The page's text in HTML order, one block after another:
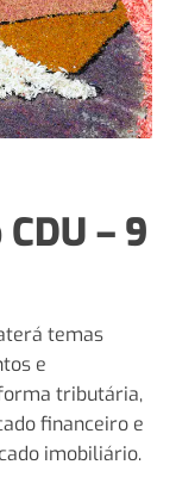
– 9
temas
e
tributária,
financeiro e
imobiliário.